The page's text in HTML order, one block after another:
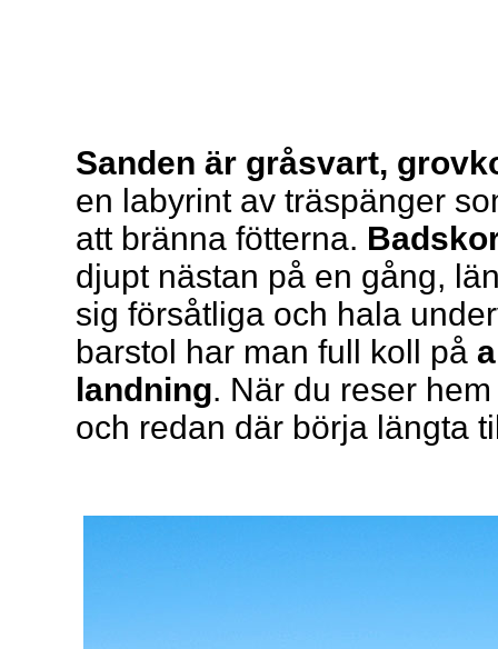
Sanden är gråsvart,
en labyrint av träspänger
att bränna fötterna.
djupt nästan på en gång,
sig försåtliga och hala
barstol har man full koll på
landning. När du reser
och redan där börja längta